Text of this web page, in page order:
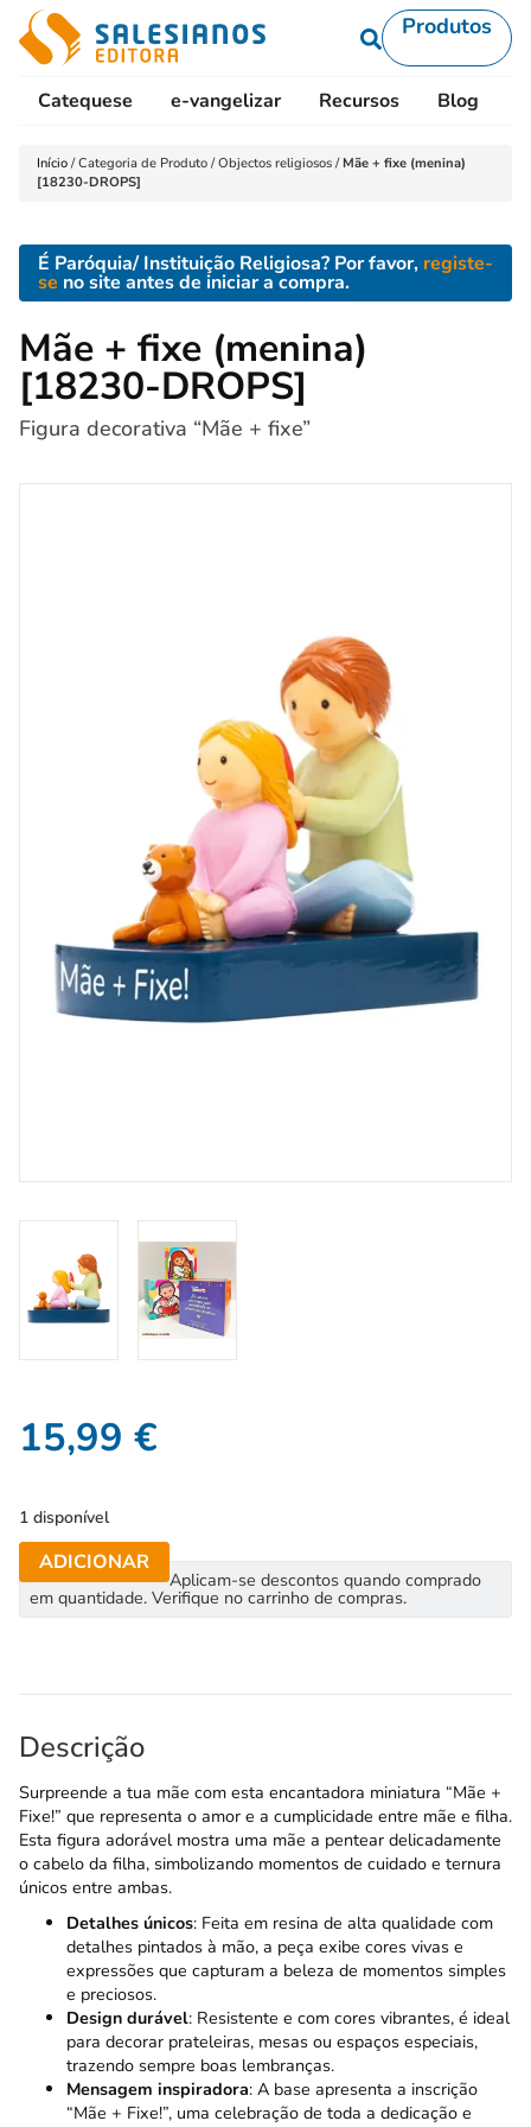
Produtos
Catequese e-vangelizar Recursos Blog
Início /Categoria de Produto /Objectos religiosos / Mãe + fixe (menina)
[18230-DROPS]
É Paróquia/ Instituição Religiosa? Por favor, registe-
se no site antes de iniciar a compra.
Mãe + fixe (menina)
[18230-DROPS]
Figura decorativa “Mãe + fixe”
15,99 €
1 disponível
ADICIONAR
Aplicam-se descontos quando comprado
em quantidade. Verifique no carrinho de compras.
Descrição
Surpreende a tua mãe com esta encantadora miniatura “Mãe +
Fixe!” que representa o amor e a cumplicidade entre mãe e filha.
Esta figura adorável mostra uma mãe a pentear delicadamente
o cabelo da filha, simbolizando momentos de cuidado e ternura
únicos entre ambas.
Detalhes únicos: Feita em resina de alta qualidade com
detalhes pintados à mão, a peça exibe cores vivas e
expressões que capturam a beleza de momentos simples
e preciosos.
Design durável: Resistente e com cores vibrantes, é ideal
para decorar prateleiras, mesas ou espaços especiais,
trazendo sempre boas lembranças.
Mensagem inspiradora: A base apresenta a inscrição
“Mãe + Fixe!”, uma celebração de toda a dedicação e